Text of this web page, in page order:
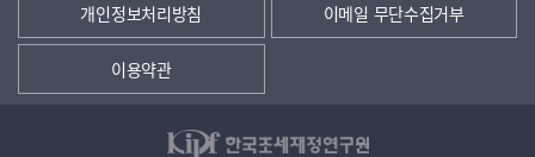
개인정보처리방침 이메일 무단수집거부
이용약관